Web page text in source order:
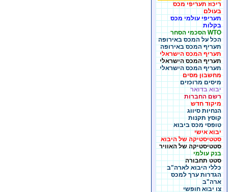
ריכוז תעריפי מכס
בעולם
תעריפי עולמי מכס
בקלות
WTO הסכמי הסחר
הכל על המכס באירופה
תעריף המכס באירופה
תעריף המכס הישראלי
תעריף המכס הישראלי
תעריף המכס הישראלי
מחשבון מסים
מיסים מרוכזים
יבוא בדואר
רשם החברות
מיקוד חדש
הנחיות סיווג
קוסץ תקנות
טופסי מכס ביבוא
יבוא אישי
סטטיסטיקה של היבוא
סטטיסטיקה של האוויר
בנק עולמי
סטט תחבורה
כללי היבוא לארה"ב
הגדרות ערך למכס
ארה"ב
צו יבוא חופשי